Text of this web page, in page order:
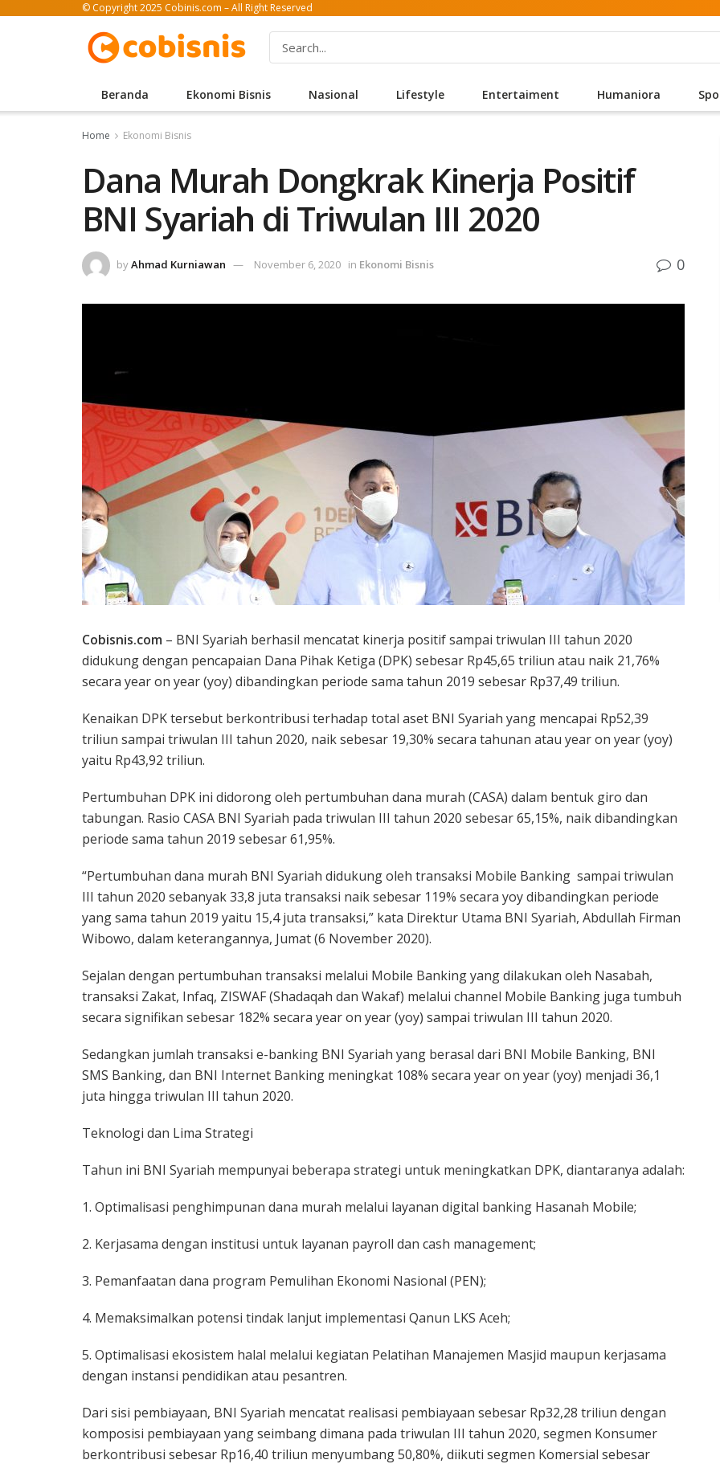
© Copyright 2025 Cobinis.com – All Right Reserved
Beranda Ekonomi Bisnis Nasional Lifestyle Entertaiment Humaniora
Home Ekonomi Bisnis
Dana Murah Dongkrak Kinerja Positif
BNI Syariah di Triwulan III 2020
byAhmad Kurniawan November 6, 2020 in Ekonomi Bisnis 0
Cobisnis.com – BNI Syariah berhasil mencatat kinerja positif sampai triwulan III tahun 2020
didukung dengan pencapaian Dana Pihak Ketiga (DPK) sebesar Rp45,65 triliun atau naik 21,76%
secara year on year (yoy) dibandingkan periode sama tahun 2019 sebesar Rp37,49 triliun.
Kenaikan DPK tersebut berkontribusi terhadap total aset BNI Syariah yang mencapai Rp52,39
triliun sampai triwulan III tahun 2020, naik sebesar 19,30% secara tahunan atau year on year (yoy)
yaitu Rp43,92 triliun.
Pertumbuhan DPK ini didorong oleh pertumbuhan dana murah (CASA) dalam bentuk giro dan
tabungan. Rasio CASA BNI Syariah pada triwulan III tahun 2020 sebesar 65,15%, naik dibandingkan
periode sama tahun 2019 sebesar 61,95%.
“Pertumbuhan dana murah BNI Syariah didukung oleh transaksi Mobile Banking sampai triwulan
III tahun 2020 sebanyak 33,8 juta transaksi naik sebesar 119% secara yoy dibandingkan periode
yang sama tahun 2019 yaitu 15,4 juta transaksi,” kata Direktur Utama BNI Syariah, Abdullah Firman
Wibowo, dalam keterangannya, Jumat (6 November 2020).
Sejalan dengan pertumbuhan transaksi melalui Mobile Banking yang dilakukan oleh Nasabah,
transaksi Zakat, Infaq, ZISWAF (Shadaqah dan Wakaf) melalui channel Mobile Banking juga tumbuh
secara signifikan sebesar 182% secara year on year (yoy) sampai triwulan III tahun 2020.
Sedangkan jumlah transaksi e-banking BNI Syariah yang berasal dari BNI Mobile Banking, BNI
SMS Banking, dan BNI Internet Banking meningkat 108% secara year on year (yoy) menjadi 36,1
juta hingga triwulan III tahun 2020.
Teknologi dan Lima Strategi
Tahun ini BNI Syariah mempunyai beberapa strategi untuk meningkatkan DPK, diantaranya adalah:
1. Optimalisasi penghimpunan dana murah melalui layanan digital banking Hasanah Mobile;
2. Kerjasama dengan institusi untuk layanan payroll dan cash management;
3. Pemanfaatan dana program Pemulihan Ekonomi Nasional (PEN);
4. Memaksimalkan potensi tindak lanjut implementasi Qanun LKS Aceh;
5. Optimalisasi ekosistem halal melalui kegiatan Pelatihan Manajemen Masjid maupun kerjasama
dengan instansi pendidikan atau pesantren.
Dari sisi pembiayaan, BNI Syariah mencatat realisasi pembiayaan sebesar Rp32,28 triliun dengan
komposisi pembiayaan yang seimbang dimana pada triwulan III tahun 2020, segmen Konsumer
berkontribusi sebesar Rp16,40 triliun menyumbang 50,80%, diikuti segmen Komersial sebesar